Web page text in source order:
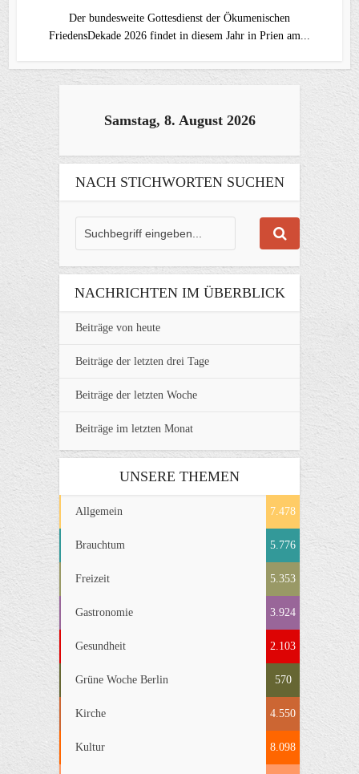
Der bundesweite Gottesdienst der Ökumenischen
FriedensDekade 2026 findet in diesem Jahr in Prien am...
Samstag, 8. August 2026
NACH STICHWORTEN SUCHEN
NACHRICHTEN IM ÜBERBLICK
Beiträge von heute
Beiträge der letzten drei Tage
Beiträge der letzten Woche
Beiträge im letzten Monat
UNSERE THEMEN
Allgemein 7.478
Brauchtum 5.776
Freizeit 5.353
Gastronomie 3.924
Gesundheit 2.103
Grüne Woche Berlin 570
Kirche 4.550
Kultur 8.098